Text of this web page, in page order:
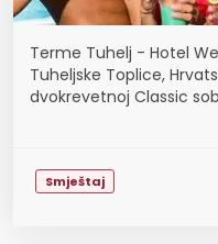
Terme Tuhelj - Hotel
Tuheljske Toplice,
dvokrevetnoj Classic
Smještaj